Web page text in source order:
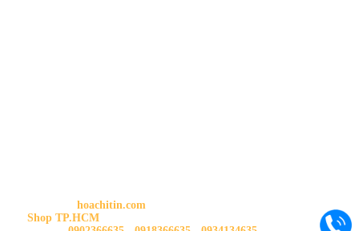
hoachitin.com
Shop TP.HCM